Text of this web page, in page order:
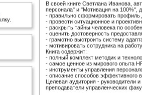
В своей книге Светлана Иванова,
персонала" и "Мотивация на 100%",
- правильно сформировать профиль
- провести ситуационное и
- раскрыть тайны человека по
- оценить достоверность
- грамотно выстроить систему
- мотивировать сотрудника на
Книга содержит:
- полный комплект методик и
- самое ценное из мирового опыта
- инструменты управления
- описание способов эффективного
Целевая аудитория - руководители
преподаватели управленческих